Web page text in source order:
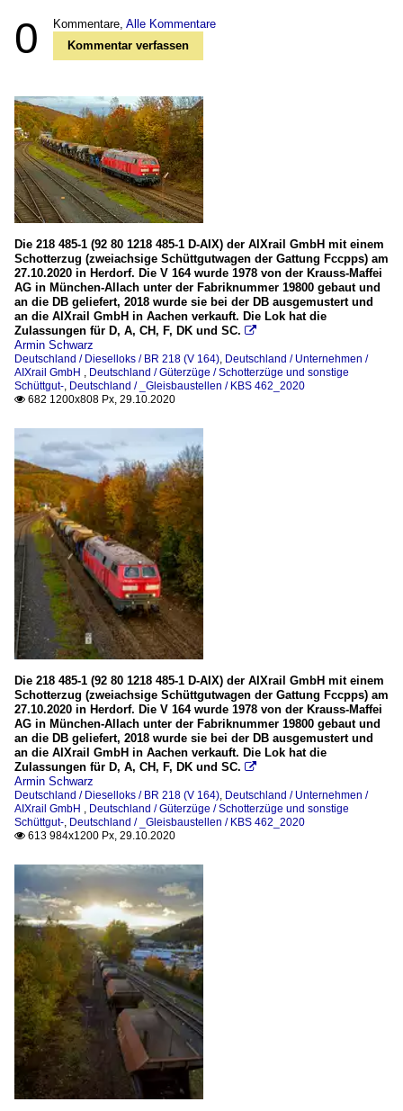
0 Kommentare, Alle Kommentare
Kommentar verfassen
Die 218 485-1 (92 80 1218 485-1 D-AIX) der AIXrail GmbH mit einem
Schotterzug (zweiachsige Schüttgutwagen der Gattung Fccpps) am
27.10.2020 in Herdorf. Die V 164 wurde 1978 von der Krauss-Maffei
AG in München-Allach unter der Fabriknummer 19800 gebaut und
an die DB geliefert, 2018 wurde sie bei der DB ausgemustert und
an die AIXrail GmbH in Aachen verkauft. Die Lok hat die
Zulassungen für D, A, CH, F, DK und SC. 
Armin Schwarz
Deutschland / Dieselloks / BR 218 (V 164), Deutschland / Unternehmen /
AIXrail GmbH , Deutschland / Güterzüge / Schotterzüge und sonstige
Schüttgut-, Deutschland / _Gleisbaustellen / KBS 462_2020
 682 1200x808 Px, 29.10.2020
Die 218 485-1 (92 80 1218 485-1 D-AIX) der AIXrail GmbH mit einem
Schotterzug (zweiachsige Schüttgutwagen der Gattung Fccpps) am
27.10.2020 in Herdorf. Die V 164 wurde 1978 von der Krauss-Maffei
AG in München-Allach unter der Fabriknummer 19800 gebaut und
an die DB geliefert, 2018 wurde sie bei der DB ausgemustert und
an die AIXrail GmbH in Aachen verkauft. Die Lok hat die
Zulassungen für D, A, CH, F, DK und SC. 
Armin Schwarz
Deutschland / Dieselloks / BR 218 (V 164) Deutschland / Unternehmen /
AIXrail GmbH
Deutschland / Güterzüge / Schotterzüge und sonstige
Schüttgut- Deutschland / _Gleisbaustellen / KBS 462_2020
 613 984x1200 Px, 29.10.2020